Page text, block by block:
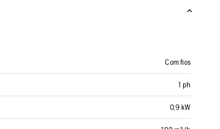
Com fios
1 ph
0,9 kW